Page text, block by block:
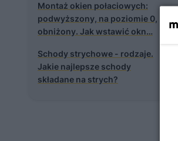
Montaż okien połaciowych:
podwyższony, na poziomie 0,
obniżony. Jak wstawić okn…
Schody strychowe - rodzaje.
Jakie najlepsze schody
składane na strych?